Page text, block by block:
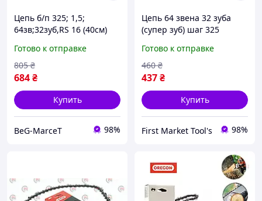
Цепь б/п 325; 1,5;
64зв;32зуб,RS 16 (40см)
оригинал
Готово к отправке
684₴
805 ₴
Купить
BeG-MarceT 98%
Цепь 64 звена 32 зуба
(супер зуб) шаг 325
шину 16" 40см
Готово к отправке
437₴
460 ₴
Купить
First Market Tool's 98%